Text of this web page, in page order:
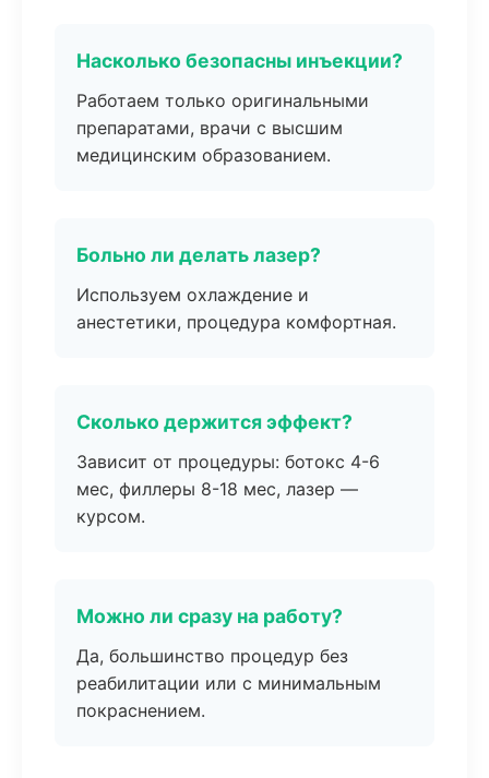
Насколько безопасны инъекции?
Работаем только оригинальными
препаратами, врачи с высшим
медицинским образованием.
Больно ли делать лазер?
Используем охлаждение и
анестетики, процедура комфортная.
Сколько держится эффект?
Зависит от процедуры: ботокс 4-6
мес, филлеры 8-18 мес, лазер —
курсом.
Можно ли сразу на работу?
Да, большинство процедур без
реабилитации или с минимальным
покраснением.